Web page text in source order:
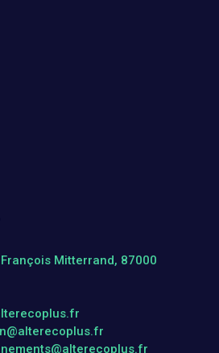
Mitterrand, 87000